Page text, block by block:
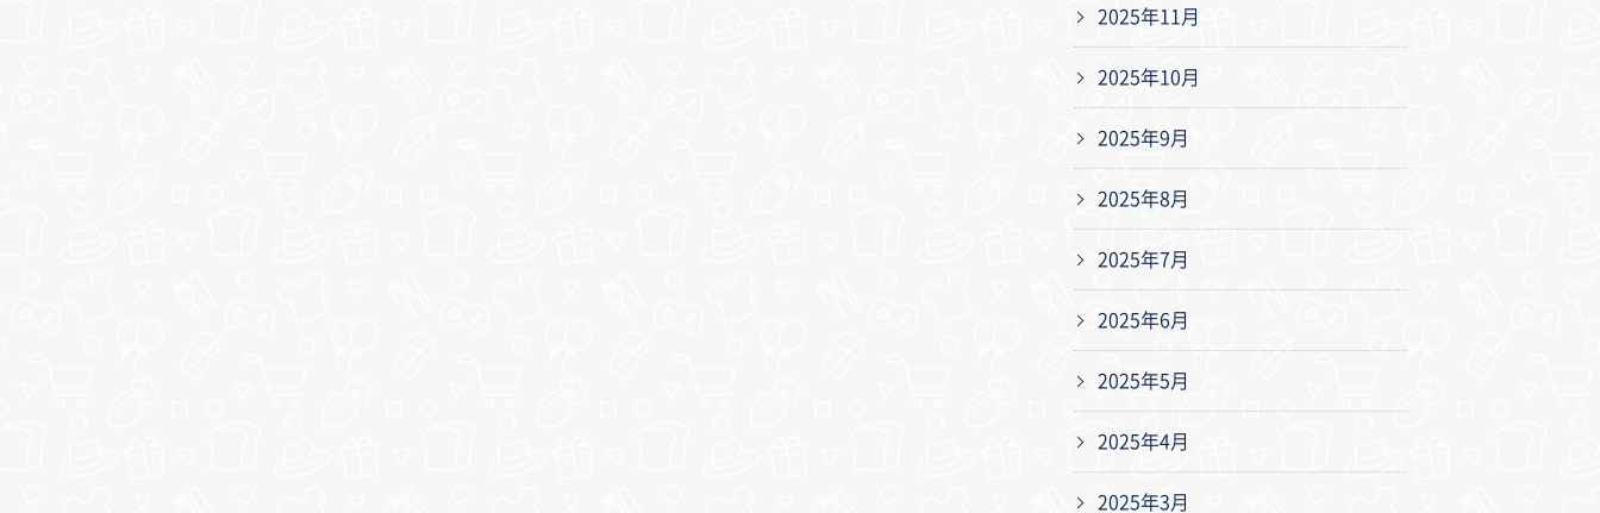
2025年11月
2025年10月
2025年9月
2025年8月
2025年7月
2025年6月
2025年5月
2025年4月
2025年3月